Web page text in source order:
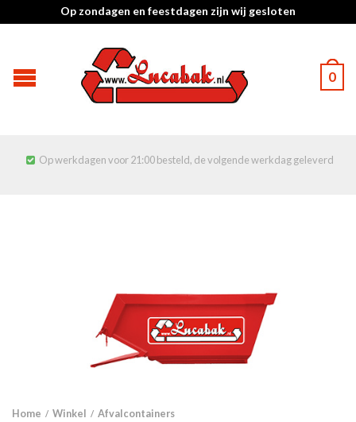
Op zondagen en feestdagen zijn wij gesloten
0
 Op werkdagen voor 21:00 besteld, de volgende werkdag geleverd
Home / Winkel / Afvalcontainers